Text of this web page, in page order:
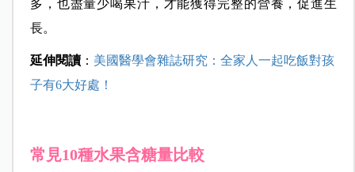
多，也盡量少喝果汁，才能獲得完整的營養，促進生
長。
延伸閱讀： 美國醫學會雜誌研究：全家人一起吃飯對孩
子有6大好處！
常見10種水果含糖量比較